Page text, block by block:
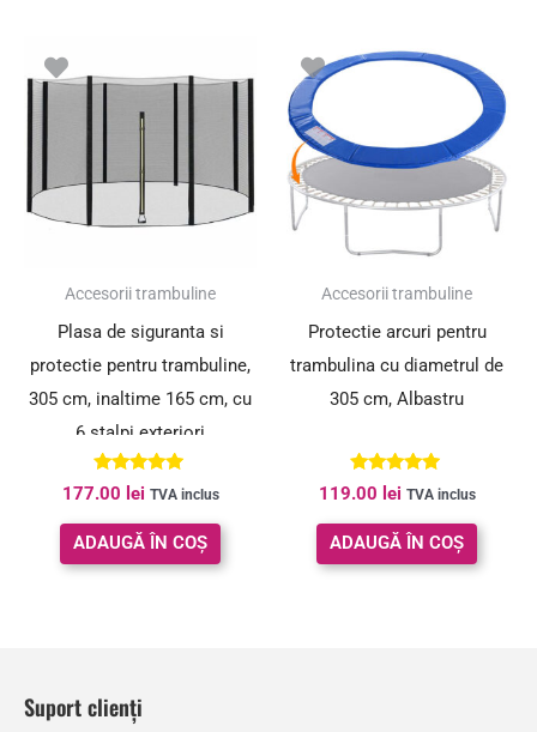
Accesorii trambuline
Plasa de siguranta si
protectie pentru trambuline,
305 cm, inaltime 165 cm, cu
6 stalpi exteriori
Evaluat la
5.00
din 5
177.00 lei TVA inclus
ADAUGĂ ÎN COȘ
Accesorii trambuline
Protectie arcuri pentru
trambulina cu diametrul de
305 cm, Albastru
Evaluat la
5.00
din 5
119.00 lei TVA inclus
ADAUGĂ ÎN COȘ
Suport clienți